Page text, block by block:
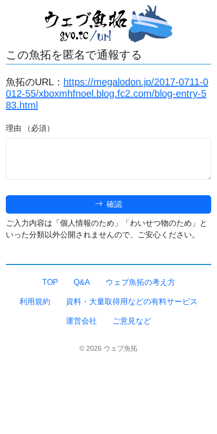
この魚拓を匿名で通報する
魚拓のURL： https://megalodon.jp/2017-0711-0
012-55/xboxmhfnoel.blog.fc2.com/blog-entry-5
83.html
理由 （必須）
確認
ご入力内容は「個人情報のため」「わいせつ物のため」と
いった分類以外公開されませんので、ご安心ください。
TOP Q&A ウェブ魚拓の考え方
利用規約 資料・大量取得用などの有料サービス
運営会社 ご意見など
© 2026 ウェブ魚拓